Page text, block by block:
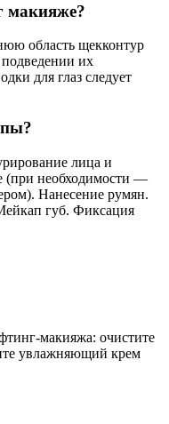
макияже?
область щекконтур
подведении их
для глаз следует
лица и
(при необходимости —
Нанесение румян.
губ. Фиксация
макияжа: очистите
увлажняющий крем